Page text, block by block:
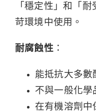
「穩定性」和「
苛環境中使用。
耐腐蝕性 ：
能抵抗大多數
不與一般化學
在有機溶劑中